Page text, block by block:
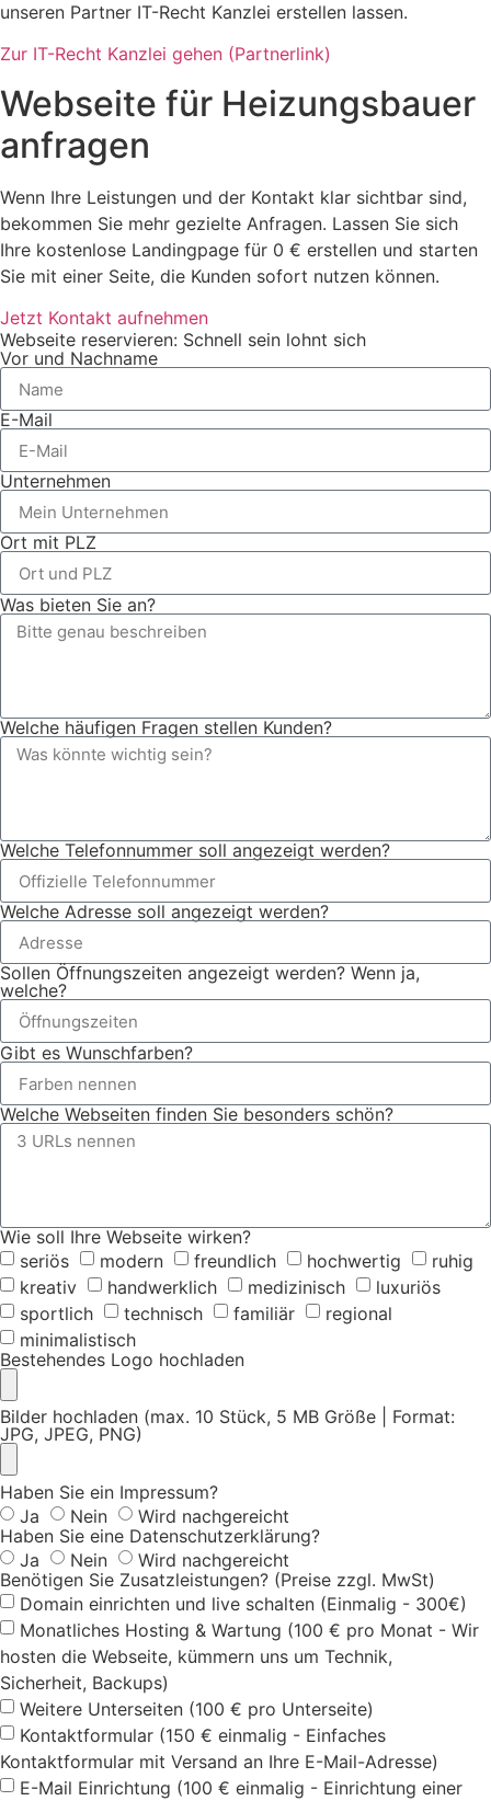
unseren Partner IT-Recht Kanzlei erstellen lassen.
Zur IT-Recht Kanzlei gehen (Partnerlink)
Webseite für Heizungsbauer
anfragen
Wenn Ihre Leistungen und der Kontakt klar sichtbar sind,
bekommen Sie mehr gezielte Anfragen. Lassen Sie sich
Ihre kostenlose Landingpage für 0 € erstellen und starten
Sie mit einer Seite, die Kunden sofort nutzen können.
Jetzt Kontakt aufnehmen
Webseite reservieren: Schnell sein lohnt sich
Vor und Nachname
E-Mail
Unternehmen
Ort mit PLZ
Was bieten Sie an?
Welche häufigen Fragen stellen Kunden?
Welche Telefonnummer soll angezeigt werden?
Welche Adresse soll angezeigt werden?
Sollen Öffnungszeiten angezeigt werden? Wenn ja,
welche?
Gibt es Wunschfarben?
Welche Webseiten finden Sie besonders schön?
Wie soll Ihre Webseite wirken?
seriös
modern freundlich hochwertig
ruhig
kreativ
handwerklich medizinisch
luxuriös
sportlich
technisch familiär
regional
minimalistisch
Bestehendes Logo hochladen
Bilder hochladen (max. 10 Stück, 5 MB Größe | Format:
JPG, JPEG, PNG)
Haben Sie ein Impressum?
Ja
Nein
Wird nachgereicht
Haben Sie eine Datenschutzerklärung?
Ja
Nein
Wird nachgereicht
Benötigen Sie Zusatzleistungen? (Preise zzgl. MwSt)
Domain einrichten und live schalten (Einmalig - 300€)
Monatliches Hosting & Wartung (100 € pro Monat - Wir
hosten die Webseite, kümmern uns um Technik,
Sicherheit, Backups)
Weitere Unterseiten (100 € pro Unterseite)
Kontaktformular (150 € einmalig - Einfaches
Kontaktformular mit Versand an Ihre E-Mail-Adresse)
E-Mail Einrichtung (100 € einmalig - Einrichtung einer